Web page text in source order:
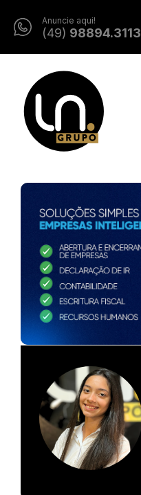
Anuncie aqui!
(49) 98894.3113